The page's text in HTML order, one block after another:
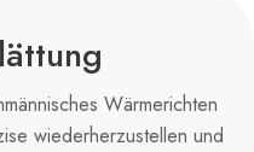
Wärmerichten
wiederherzustellen und